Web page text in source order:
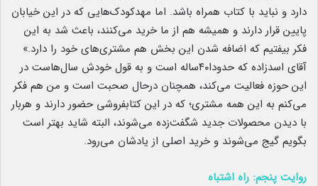
دارد و نباید با کتاب همراه باشد. اما مهدکودک‌هایی که در این خیابان
پایین قرار دارند و همیشه هم از ما خرید می‌کنند، باعث شد به این
فکر بیفتیم که اضافه شدن این بخش هم مشتری‌های خود را دارد.»
آقای اسدزاده که حدودا۴۰ساله است و به قول خودش سال‌هاست در
این حوزه فعالیت می‌کند، همچنان درحال صحبت است و من هم فکر
می‌کنم به این همه مشتری؛ که در این کتابفروشی حضور دارند و هربار
با دیدن محصولات جدید شگفت‌زده می‌شوند، البته شاید بهتر است
بگویم گیج می‌شوند و خرید اصلی از یادشان می‌رود.
روایت پنجم: راه اشتباه